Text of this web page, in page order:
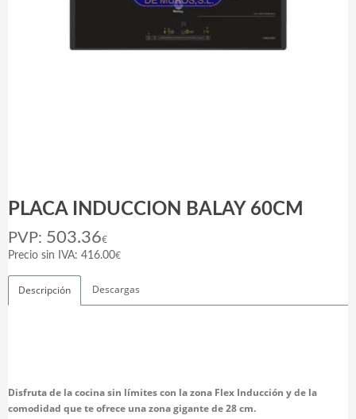
PLACA INDUCCION BALAY 60CM
PVP: 503.36€
Precio sin IVA: 416.00€
Descripción Descargas
Disfruta de la cocina sin límites con la zona Flex Inducción y de la
comodidad que te ofrece una zona gigante de 28 cm.